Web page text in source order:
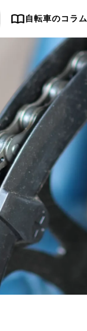
import_contacts自転車のコラム